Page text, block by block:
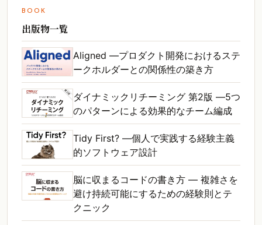
BOOK
出版物一覧
Aligned ―プロダクト開発におけるステ
ークホルダーとの関係性の築き方
ダイナミックリチーミング 第2版 ―5つ
のパターンによる効果的なチーム編成
Tidy First? ―個人で実践する経験主義
的ソフトウェア設計
脳に収まるコードの書き方 ― 複雑さを
避け持続可能にするための経験則とテ
クニック